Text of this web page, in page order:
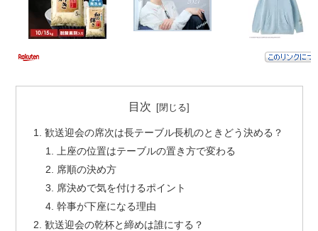
目次
歓送迎会の席次は長テーブル長机のときどう決める？
上座の位置はテーブルの置き方で変わる
席順の決め方
席決めで気を付けるポイント
幹事が下座になる理由
歓送迎会の乾杯と締めは誰にする？